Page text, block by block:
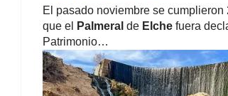
El pasado noviembre se cumplieron
que el
Palmeral de Elche fuera
Patrimonio…